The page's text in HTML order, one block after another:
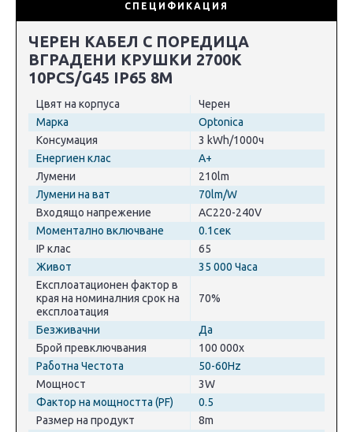
СПЕЦИФИКАЦИЯ
ЧЕРЕН КАБЕЛ С ПОРЕДИЦА
ВГРАДЕНИ КРУШКИ 2700K
10PCS/G45 IP65 8M
Цвят на корпуса
Черен
Марка
Optonica
Консумация
3 kWh/1000ч
Енергиен клас
A+
Лумени
210lm
Лумени на ват
70lm/W
Входящо напрежение
AC220-240V
Моментално включване
0.1сек
IP клас
65
Живот
35 000 Часа
Експлоатационен фактор в
края на номиналния срок на
експлоатация
70%
Безживачни
Да
Брой превключвания
100 000x
Работна Честота
50-60Hz
Мощност
3W
Фактор на мощността (PF)
0.5
Размер на продукт
8m